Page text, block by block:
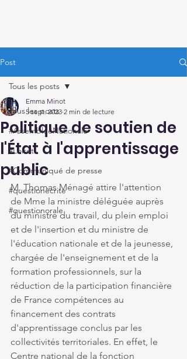
Post
Tous les posts
#AssembléeNationale
#Loiret
#Communiqué de presse
#questionécrite
#questionorale
Tous les posts
Politique de soutien de
l'État à l'apprentissage
public
Emma Minot
5 sept. 2023 2 min de lecture
M. Thomas Ménagé attire l'attention
de Mme la ministre déléguée auprès
du ministre du travail, du plein emploi
et de l'insertion et du ministre de
l'éducation nationale et de la jeunesse,
chargée de l'enseignement et de la
formation professionnels, sur la
réduction de la participation financière
de France compétences au
financement des contrats
d'apprentissage conclus par les
collectivités territoriales. En effet, le
Centre national de la fonction